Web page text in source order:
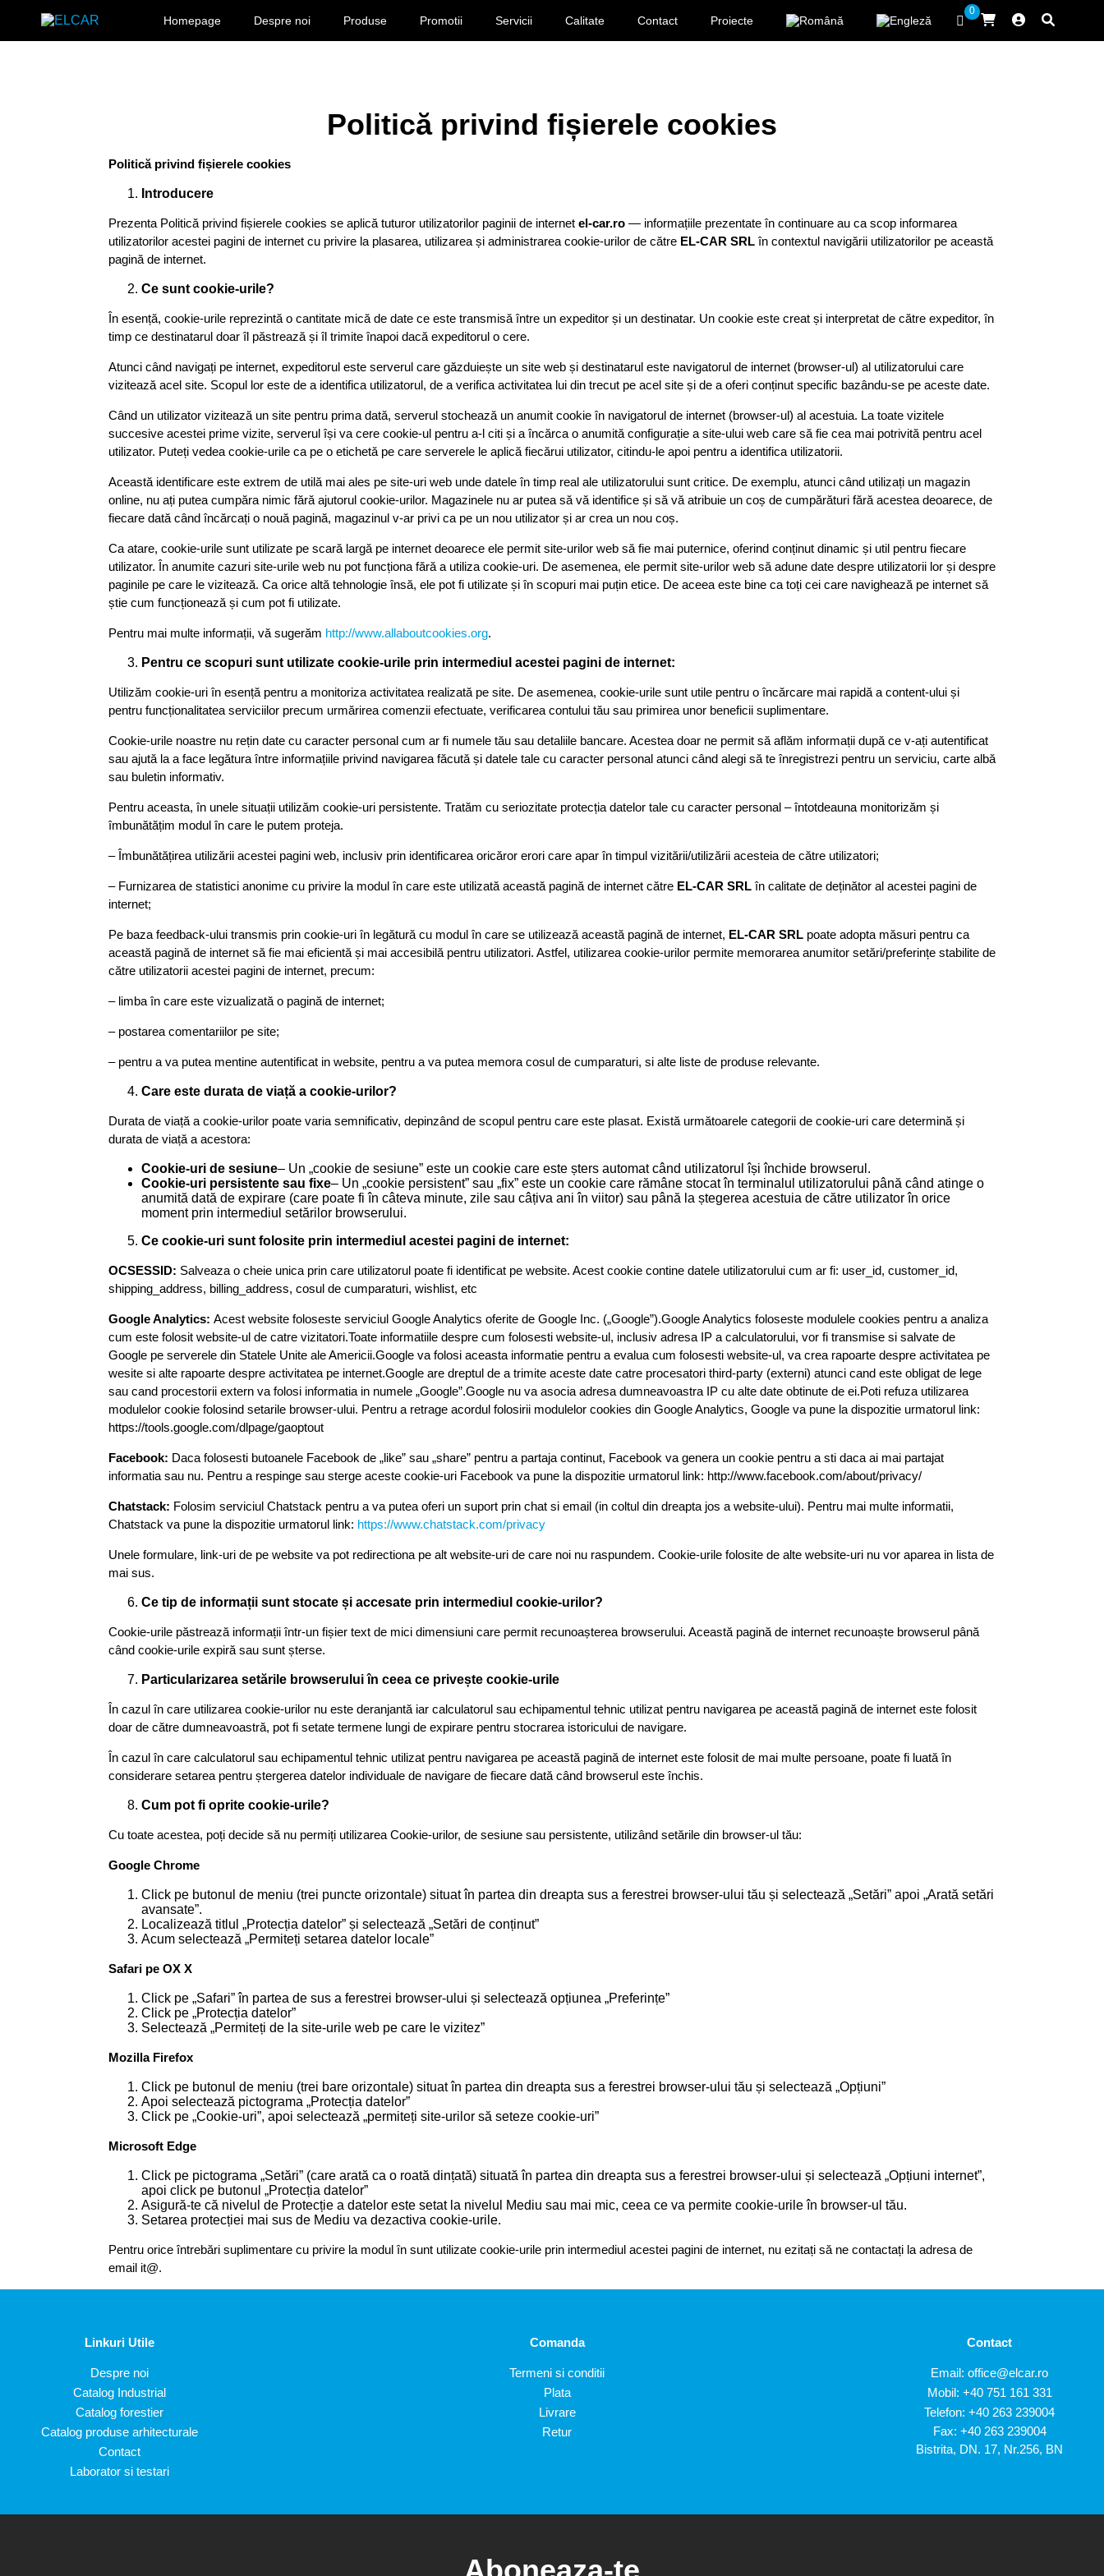
Homepage Despre noi Produse Promotii Servicii Calitate Contact Proiecte
0
Politică privind fișierele cookies
Politică privind fișierele cookies
Introducere
Prezenta Politică privind fișierele cookies se aplică tuturor utilizatorilor paginii de internet el-car.ro — informațiile prezentate în continuare au ca scop informarea
utilizatorilor acestei pagini de internet cu privire la plasarea, utilizarea și administrarea cookie-urilor de către EL-CAR SRLîn contextul navigării utilizatorilor pe această
pagină de internet.
Ce sunt cookie-urile?
În esență, cookie-urile reprezintă o cantitate mică de date ce este transmisă între un expeditor și un destinatar. Un cookie este creat și interpretat de către expeditor, în
timp ce destinatarul doar îl păstrează și îl trimite înapoi dacă expeditorul o cere.
Atunci când navigați pe internet, expeditorul este serverul care găzduiește un site web și destinatarul este navigatorul de internet (browser-ul) al utilizatorului care
vizitează acel site. Scopul lor este de a identifica utilizatorul, de a verifica activitatea lui din trecut pe acel site și de a oferi conținut specific bazându-se pe aceste date.
Când un utilizator vizitează un site pentru prima dată, serverul stochează un anumit cookie în navigatorul de internet (browser-ul) al acestuia. La toate vizitele
succesive acestei prime vizite, serverul își va cere cookie-ul pentru a-l citi și a încărca o anumită configurație a site-ului web care să fie cea mai potrivită pentru acel
utilizator. Puteți vedea cookie-urile ca pe o etichetă pe care serverele le aplică fiecărui utilizator, citindu-le apoi pentru a identifica utilizatorii.
Această identificare este extrem de utilă mai ales pe site-uri web unde datele în timp real ale utilizatorului sunt critice. De exemplu, atunci când utilizați un magazin
online, nu ați putea cumpăra nimic fără ajutorul cookie-urilor. Magazinele nu ar putea să vă identifice și să vă atribuie un coș de cumpărături fără acestea deoarece, de
fiecare dată când încărcați o nouă pagină, magazinul v-ar privi ca pe un nou utilizator și ar crea un nou coș.
Ca atare, cookie-urile sunt utilizate pe scară largă pe internet deoarece ele permit site-urilor web să fie mai puternice, oferind conținut dinamic și util pentru fiecare
utilizator. În anumite cazuri site-urile web nu pot funcționa fără a utiliza cookie-uri. De asemenea, ele permit site-urilor web să adune date despre utilizatorii lor și despre
paginile pe care le vizitează. Ca orice altă tehnologie însă, ele pot fi utilizate și în scopuri mai puțin etice. De aceea este bine ca toți cei care navighează pe internet să
știe cum funcționează și cum pot fi utilizate.
Pentru mai multe informații, vă sugerăm http://www.allaboutcookies.org.
Pentru ce scopuri sunt utilizate cookie-urile prin intermediul acestei pagini de internet:
Utilizăm cookie-uri în esență pentru a monitoriza activitatea realizată pe site. De asemenea, cookie-urile sunt utile pentru o încărcare mai rapidă a content-ului și
pentru funcționalitatea serviciilor precum urmărirea comenzii efectuate, verificarea contului tău sau primirea unor beneficii suplimentare.
Cookie-urile noastre nu rețin date cu caracter personal cum ar fi numele tău sau detaliile bancare. Acestea doar ne permit să aflăm informații după ce v-ați autentificat
sau ajută la a face legătura între informațiile privind navigarea făcută și datele tale cu caracter personal atunci când alegi să te înregistrezi pentru un serviciu, carte albă
sau buletin informativ.
Pentru aceasta, în unele situații utilizăm cookie-uri persistente. Tratăm cu seriozitate protecția datelor tale cu caracter personal – întotdeauna monitorizăm și
îmbunătățim modul în care le putem proteja.
– Îmbunătățirea utilizării acestei pagini web, inclusiv prin identificarea oricăror erori care apar în timpul vizitării/utilizării acesteia de către utilizatori;
– Furnizarea de statistici anonime cu privire la modul în care este utilizată această pagină de internet către EL-CAR SRLîn calitate de deținător al acestei pagini de
internet;
Pe baza feedback-ului transmis prin cookie-uri în legătură cu modul în care se utilizează această pagină de internet, EL-CAR SRL poate adopta măsuri pentru ca
această pagină de internet să fie mai eficientă și mai accesibilă pentru utilizatori. Astfel, utilizarea cookie-urilor permite memorarea anumitor setări/preferințe stabilite de
către utilizatorii acestei pagini de internet, precum:
– limba în care este vizualizată o pagină de internet;
– postarea comentariilor pe site;
– pentru a va putea mentine autentificat in website, pentru a va putea memora cosul de cumparaturi, si alte liste de produse relevante.
Care este durata de viață a cookie-urilor?
Durata de viață a cookie-urilor poate varia semnificativ, depinzând de scopul pentru care este plasat. Există următoarele categorii de cookie-uri care determină și
durata de viață a acestora:
Cookie-uri de sesiune– Un „cookie de sesiune” este un cookie care este șters automat când utilizatorul își închide browserul.
Cookie-uri persistente sau fixe– Un „cookie persistent” sau „fix” este un cookie care rămâne stocat în terminalul utilizatorului până când atinge o
anumită dată de expirare (care poate fi în câteva minute, zile sau câțiva ani în viitor) sau până la ștegerea acestuia de către utilizator în orice
moment prin intermediul setărilor browserului.
Ce cookie-uri sunt folosite prin intermediul acestei pagini de internet:
OCSESSID: Salveaza o cheie unica prin care utilizatorul poate fi identificat pe website. Acest cookie contine datele utilizatorului cum ar fi: user_id, customer_id,
shipping_address, billing_address, cosul de cumparaturi, wishlist, etc
Google Analytics: Acest website foloseste serviciul Google Analytics oferite de Google Inc. („Google”).Google Analytics foloseste modulele cookies pentru a analiza
cum este folosit website-ul de catre vizitatori.Toate informatiile despre cum folosesti website-ul, inclusiv adresa IP a calculatorului, vor fi transmise si salvate de
Google pe serverele din Statele Unite ale Americii.Google va folosi aceasta informatie pentru a evalua cum folosesti website-ul, va crea rapoarte despre activitatea pe
wesite si alte rapoarte despre activitatea pe internet.Google are dreptul de a trimite aceste date catre procesatori third-party (externi) atunci cand este obligat de lege
sau cand procestorii extern va folosi informatia in numele „Google”.Google nu va asocia adresa dumneavoastra IP cu alte date obtinute de ei.Poti refuza utilizarea
modulelor cookie folosind setarile browser-ului. Pentru a retrage acordul folosirii modulelor cookies din Google Analytics, Google va pune la dispozitie urmatorul link:
https://tools.google.com/dlpage/gaoptout
Facebook: Daca folosesti butoanele Facebook de „like” sau „share” pentru a partaja continut, Facebook va genera un cookie pentru a sti daca ai mai partajat
informatia sau nu. Pentru a respinge sau sterge aceste cookie-uri Facebook va pune la dispozitie urmatorul link: http://www.facebook.com/about/privacy/
Chatstack: Folosim serviciul Chatstack pentru a va putea oferi un suport prin chat si email (in coltul din dreapta jos a website-ului). Pentru mai multe informatii,
Chatstack va pune la dispozitie urmatorul link: https://www.chatstack.com/privacy
Unele formulare, link-uri de pe website va pot redirectiona pe alt website-uri de care noi nu raspundem. Cookie-urile folosite de alte website-uri nu vor aparea in lista de
mai sus.
Ce tip de informații sunt stocate și accesate prin intermediul cookie-urilor?
Cookie-urile păstrează informații într-un fișier text de mici dimensiuni care permit recunoașterea browserului. Această pagină de internet recunoaște browserul până
când cookie-urile expiră sau sunt șterse.
Particularizarea setările browserului în ceea ce privește cookie-urile
În cazul în care utilizarea cookie-urilor nu este deranjantă iar calculatorul sau echipamentul tehnic utilizat pentru navigarea pe această pagină de internet este folosit
doar de către dumneavoastră, pot fi setate termene lungi de expirare pentru stocrarea istoricului de navigare.
În cazul în care calculatorul sau echipamentul tehnic utilizat pentru navigarea pe această pagină de internet este folosit de mai multe persoane, poate fi luată în
considerare setarea pentru ștergerea datelor individuale de navigare de fiecare dată când browserul este închis.
Cum pot fi oprite cookie-urile?
Cu toate acestea, poți decide să nu permiți utilizarea Cookie-urilor, de sesiune sau persistente, utilizând setările din browser-ul tău:
Google Chrome
Click pe butonul de meniu (trei puncte orizontale) situat în partea din dreapta sus a ferestrei browser-ului tău și selectează „Setări” apoi „Arată setări
avansate”.
Localizează titlul „Protecția datelor” și selectează „Setări de conținut”
Acum selectează „Permiteți setarea datelor locale”
Safari pe OX X
Click pe „Safari” în partea de sus a ferestrei browser-ului și selectează opțiunea „Preferințe”
Click pe „Protecția datelor”
Selectează „Permiteți de la site-urile web pe care le vizitez”
Mozilla Firefox
Click pe butonul de meniu (trei bare orizontale) situat în partea din dreapta sus a ferestrei browser-ului tău și selectează „Opțiuni”
Apoi selectează pictograma „Protecția datelor”
Click pe „Cookie-uri”, apoi selectează „permiteți site-urilor să seteze cookie-uri”
Microsoft Edge
Click pe pictograma „Setări” (care arată ca o roată dințată) situată în partea din dreapta sus a ferestrei browser-ului și selectează „Opțiuni internet”,
apoi click pe butonul „Protecția datelor”
Asigură-te că nivelul de Protecție a datelor este setat la nivelul Mediu sau mai mic, ceea ce va permite cookie-urile în browser-ul tău.
Setarea protecției mai sus de Mediu va dezactiva cookie-urile.
Pentru orice întrebări suplimentare cu privire la modul în sunt utilizate cookie-urile prin intermediul acestei pagini de internet, nu ezitați să ne contactați la adresa de
email it@.
Linkuri Utile
Despre noi
Catalog Industrial
Catalog forestier
Catalog produse arhitecturale
Contact
Laborator si testari
Comanda
Termeni si conditii
Plata
Livrare
Retur
Contact
Email: office@elcar.ro
Mobil: +40 751 161 331
Telefon: +40 263 239004
Fax: +40 263 239004
Bistrita, DN. 17, Nr.256, BN